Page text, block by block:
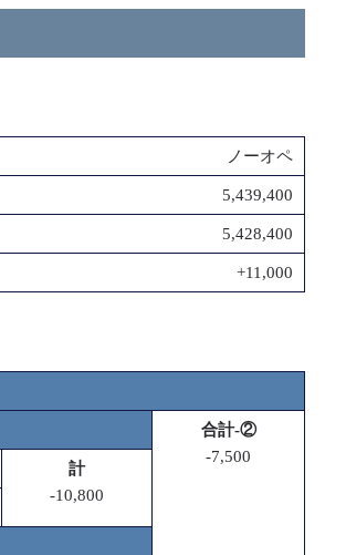
ノーオペ
5,439,400
5,428,400
+11,000
合計-②
-7,500
計
-10,800